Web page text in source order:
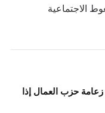
الاجتماعية
حزب العمال إذا